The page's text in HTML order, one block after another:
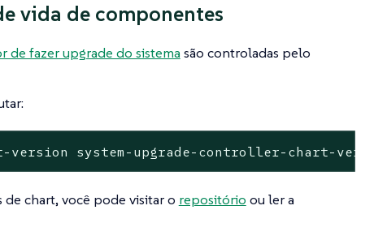
vida de componentes
de fazer upgrade do sistema são controladas pelo
system-upgrade-controller-chart-version
de chart, você pode visitar o repositório ou ler a